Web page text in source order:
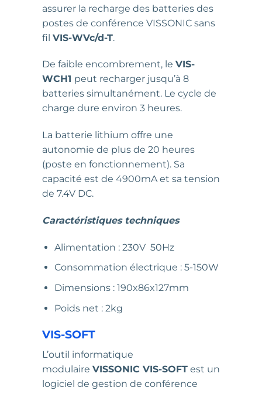
assurer la recharge des batteries des
postes de conférence VISSONIC sans
fil VIS-WVc/d-T.
De faible encombrement, le VIS-
WCH1 peut recharger jusqu’à 8
batteries simultanément. Le cycle de
charge dure environ 3 heures.
La batterie lithium offre une
autonomie de plus de 20 heures
(poste en fonctionnement). Sa
capacité est de 4900mA et sa tension
de 7.4V DC.
Caractéristiques techniques
Alimentation : 230V 50Hz
Consommation électrique : 5-150W
Dimensions : 190x86x127mm
Poids net : 2kg
VIS-SOFT
L’outil informatique
modulaire VISSONIC VIS-SOFTest un
logiciel de gestion de conférence